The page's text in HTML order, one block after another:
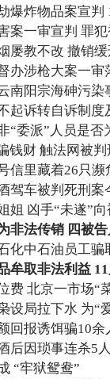
爆炸物品案宣判
案一审宣判 罪
屡教不改 撤销
办涉枪大案一审
南阳宗海砷污染
起诉转自诉制度
“委派”人员是否
钱财 触法网被
信里藏着26只濒
驾车被判死刑案
姐 凶手“未遂”
非法传销 四被
化中石油员工
牟取非法利益
费 北京一市场“
设局拉下水 为“
回报诱饵骗10余
后因琐事连杀5
“牢狱鸳鸯”